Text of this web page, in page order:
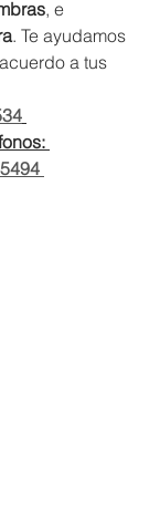
, e
. Te ayudamos
a tus